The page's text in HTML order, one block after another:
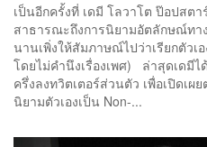
เป็นอีกครั้งที่ เดมี โลวาโต ป๊อปสต
สาธารณะถึงการนิยามอัตลักษณ์ทา
นานเพิ่งให้สัมภาษณ์ไปว่าเรียกตัวเ
โดยไม่คำนึงเรื่องเพศ) ล่าสุดเดมี
ครึ่งลงทวิตเตอร์ส่วนตัว เพื่อเปิดเ
นิยามตัวเองเป็น Non-...